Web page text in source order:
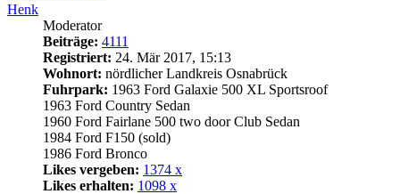
Henk
Moderator
Beiträge: 4111
Registriert: 24. Mär 2017, 15:13
Wohnort: nördlicher Landkreis Osnabrück
Fuhrpark: 1963 Ford Galaxie 500 XL Sportsroof
1963 Ford Country Sedan
1960 Ford Fairlane 500 two door Club Sedan
1984 Ford F150 (sold)
1986 Ford Bronco
Likes vergeben: 1374 x
Likes erhalten: 1098 x